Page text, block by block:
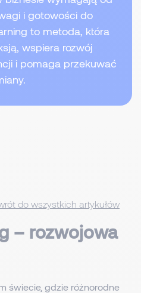
i gotowości do
to metoda, która
wspiera rozwój
i pomaga przekuwać
do wszystkich artykułów
– rozwojowa
świecie, gdzie różnorodne